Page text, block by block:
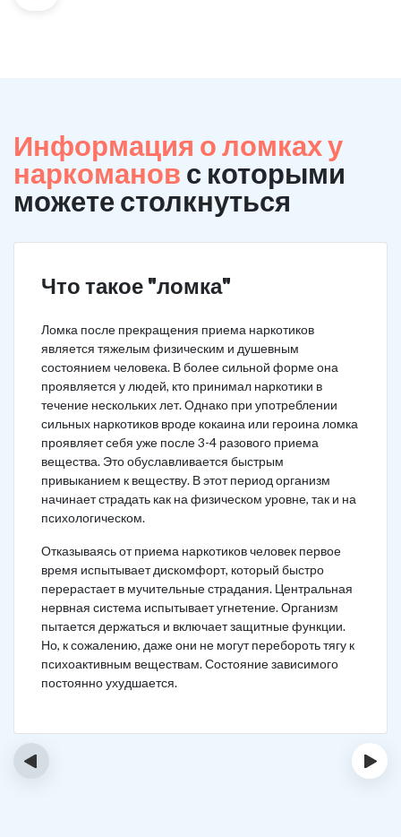
Информация о ломках у
наркоманов с которыми
можете столкнуться
Что такое "ломка"
Ломка после прекращения приема наркотиков
является тяжелым физическим и душевным
состоянием человека. В более сильной форме она
проявляется у людей, кто принимал наркотики в
течение нескольких лет. Однако при употреблении
сильных наркотиков вроде кокаина или героина ломка
проявляет себя уже после 3-4 разового приема
вещества. Это обуславливается быстрым
привыканием к веществу. В этот период организм
начинает страдать как на физическом уровне, так и на
психологическом.
Отказываясь от приема наркотиков человек первое
время испытывает дискомфорт, который быстро
перерастает в мучительные страдания. Центральная
нервная система испытывает угнетение. Организм
пытается держаться и включает защитные функции.
Но, к сожалению, даже они не могут перебороть тягу к
психоактивным веществам. Состояние зависимого
постоянно ухудшается.
‹ ›